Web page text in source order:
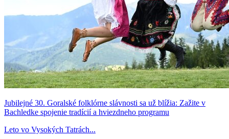
Jubilejné 30. Goralské folklórne slávnosti sa už blížia: Zažite v
Bachledke spojenie tradícií a hviezdneho programu
Leto vo Vysokých Tatrách...